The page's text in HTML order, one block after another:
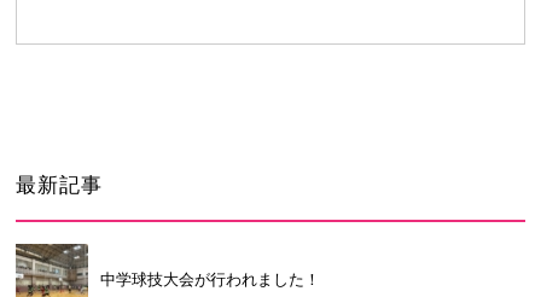
最新記事
中学球技大会が行われました！